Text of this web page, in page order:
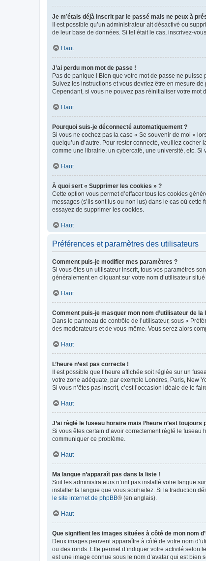
Je m’étais déjà inscrit par le passé mais ne peux à
Il est possible qu’un administrateur ait désactivé ou
de leur base de données. Si tel était le cas, inscrivez-
Haut
J’ai perdu mon mot de passe !
Pas de panique ! Bien que votre mot de passe ne
Suivez les instructions et vous devriez être en mesure
Cependant, si vous ne pouvez pas réinitialiser votre mot
Haut
Pourquoi suis-je déconnecté automatiquement ?
Si vous ne cochez pas la case « Se souvenir de moi »
quelqu’un d’autre. Pour rester connecté, veuillez
comme une librairie, un cybercafé, une université, etc. Si
Haut
À quoi sert « Supprimer les cookies » ?
Cette option vous permet d’effacer tous les cookies
messages (s’ils sont lus ou non lus) dans le cas où
essayez de supprimer les cookies.
Haut
Préférences et paramètres des utilisateurs
Comment puis-je modifier mes paramètres ?
Si vous êtes un utilisateur inscrit, tous vos paramètres
généralement en cliquant sur votre nom d’utilisateur
Haut
Comment puis-je masquer mon nom d’utilisateur de
Dans le panneau de contrôle de l’utilisateur, sous «
des modérateurs et de vous-même. Vous serez alors
Haut
L’heure n’est pas correcte !
Il est possible que l’heure affichée soit réglée sur un
votre zone adéquate, par exemple Londres, Paris, New
Si vous n’êtes pas inscrit, c’est l’occasion idéale de le
Haut
J’ai réglé le fuseau horaire mais l’heure n’est toujours
Si vous êtes certain d’avoir correctement réglé le
communiquer ce problème.
Haut
Ma langue n’apparaît pas dans la liste !
Soit les administrateurs n’ont pas installé votre langue
installer la langue que vous souhaitez. Si la traduction
le site internet de phpBB® (en anglais).
Haut
Que signifient les images situées à côté de mon nom
Deux images peuvent apparaître à côté de votre nom
ou des ronds. Elle permet d’indiquer votre activité selon
est une image connue sous le nom d’avatar qui est